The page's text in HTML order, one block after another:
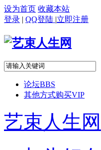
设为首页 收藏本站
登录 | QQ登陆 |立即注册
论坛BBS
其他方式购买VIP
艺束人生网